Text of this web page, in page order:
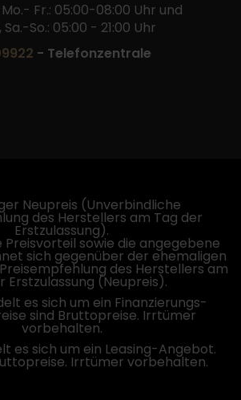
Mo.- Fr.: 05:00-08:00 Uhr und
Sa.-So.: 05:00 - 21:00 Uhr
- Telefonzentrale
Neupreis (Unverbindliche
des Herstellers am Tag der
Erstzulassung).
sowie die angegebene
sich gegenüber der ehemaligen
des Herstellers am
Erstzulassung (Neupreis).
es sich um ein Finanzierungs-
sind Bruttopreise. Irrtümer
vorbehalten.
es sich um ein Leasing-Angebot.
Irrtümer vorbehalten.